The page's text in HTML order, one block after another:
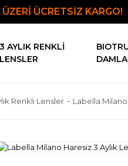
ÜCRETSİZ KARGO!
3 AYLIK RENKLI
LENSLER
Renkli Lensler Labella Milano